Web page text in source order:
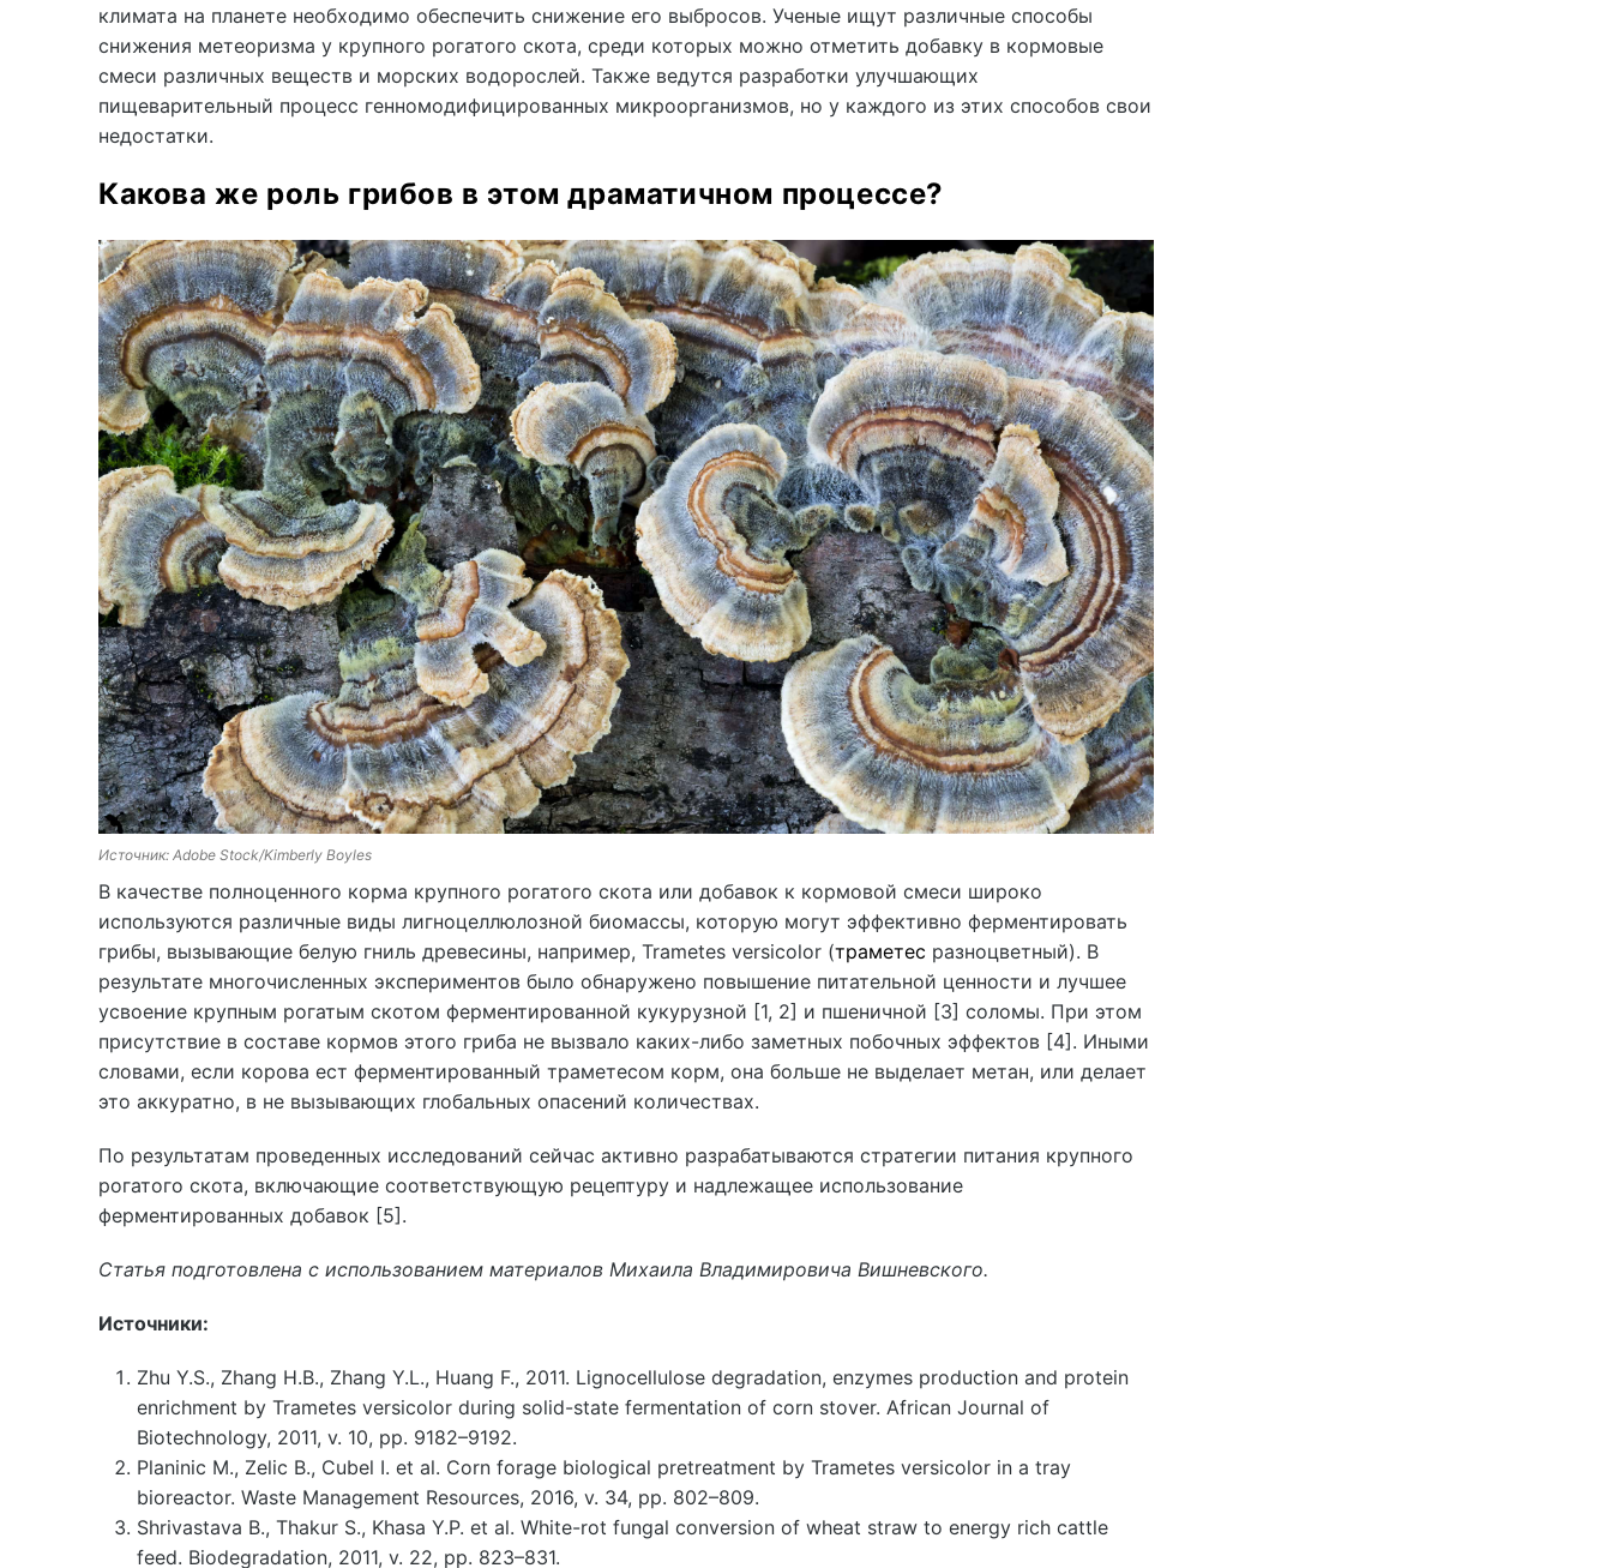
климата на планете необходимо обеспечить снижение его выбросов. Ученые ищут различные способы
снижения метеоризма у крупного рогатого скота, среди которых можно отметить добавку в кормовые
смеси различных веществ и морских водорослей. Также ведутся разработки улучшающих
пищеварительный процесс генномодифицированных микроорганизмов, но у каждого из этих способов свои
недостатки.
Какова же роль грибов в этом драматичном процессе?
Источник: Adobe Stock/Kimberly Boyles
В качестве полноценного корма крупного рогатого скота или добавок к кормовой смеси широко
используются различные виды лигноцеллюлозной биомассы, которую могут эффективно ферментировать
грибы, вызывающие белую гниль древесины, например, Trametes versicolor (траметес разноцветный). В
результате многочисленных экспериментов было обнаружено повышение питательной ценности и лучшее
усвоение крупным рогатым скотом ферментированной кукурузной [1, 2] и пшеничной [3] соломы. При этом
присутствие в составе кормов этого гриба не вызвало каких-либо заметных побочных эффектов [4]. Иными
словами, если корова ест ферментированный траметесом корм, она больше не выделает метан, или делает
это аккуратно, в не вызывающих глобальных опасений количествах.
По результатам проведенных исследований сейчас активно разрабатываются стратегии питания крупного
рогатого скота, включающие соответствующую рецептуру и надлежащее использование
ферментированных добавок [5].
Статья подготовлена с использованием материалов Михаила Владимировича Вишневского.
Источники:
Zhu Y.S., Zhang H.B., Zhang Y.L., Huang F., 2011. Lignocellulose degradation, enzymes production and protein
enrichment by Trametes versicolor during solid-state fermentation of corn stover. African Journal of
Biotechnology, 2011, v. 10, pp. 9182–9192.
Planinic M., Zelic B., Cubel I. et al. Corn forage biological pretreatment by Trametes versicolor in a tray
bioreactor. Waste Management Resources, 2016, v. 34, pp. 802–809.
Shrivastava B., Thakur S., Khasa Y.P. et al. White-rot fungal conversion of wheat straw to energy rich cattle
feed. Biodegradation, 2011, v. 22, pp. 823–831.